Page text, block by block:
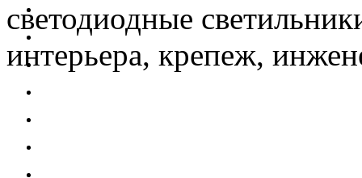
светодиодные
интерьера, крепеж,